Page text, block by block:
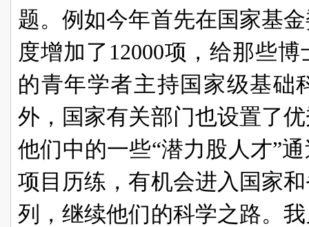
题。例如今年首先在国家基
度增加了12000项，给那些
的青年学者主持国家级基础
外，国家有关部门也设置了
他们中的一些“潜力股人才”
项目历练，有机会进入国家
列，继续他们的科学之路。